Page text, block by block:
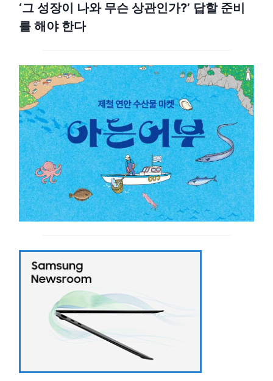
‘그 성장이 나와 무슨 상관인가?’ 답할 준비
를 해야 한다